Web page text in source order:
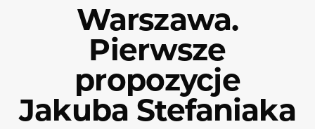
Warszawa.
Pierwsze
propozycje
Jakuba Stefaniaka